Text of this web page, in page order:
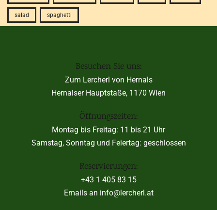
salad spaghetti
Besuchen Sie uns:
Zum Lercherl von Hernals
Hernalser Hauptstaße, 1170 Wien
Öffnungszeiten:
Montag bis Freitag: 11 bis 21 Uhr
Samstag, Sonntag und Feiertag: geschlossen
Reservierungen:
+43 1 405 83 15
Emails an info@lercherl.at